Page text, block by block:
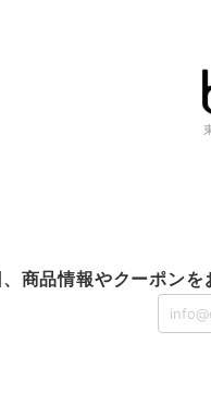
、商品情報やクーポン